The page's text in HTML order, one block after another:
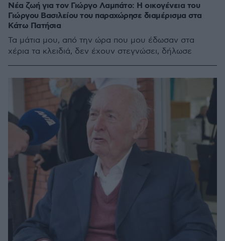
Νέα ζωή για τον Γιώργο Λαμπάτο: Η οικογένεια του
Γιώργου Βασιλείου του παραχώρησε διαμέρισμα στα
Κάτω Πατήσια
Τα μάτια μου, από την ώρα που μου έδωσαν στα
χέρια τα κλειδιά, δεν έχουν στεγνώσει, δήλωσε